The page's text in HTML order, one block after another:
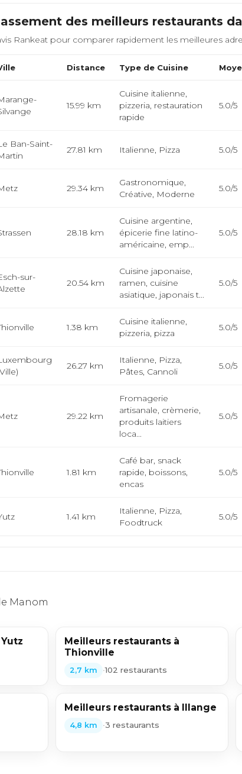
des meilleurs restaurants
Rankeat pour comparer rapidement les meilleures
Distance Type de Cuisine
15.99 km
Cuisine italienne,
pizzeria, restauration
rapide
5.0/5
Ban-Saint-
27.81 km Italienne, Pizza 5.0/5
29.34 km
Gastronomique,
Créative, Moderne
5.0/5
28.18 km
Cuisine argentine,
épicerie fine latino-
américaine, emp...
5.0/5
sur-
20.54 km
Cuisine japonaise,
ramen, cuisine
asiatique, japonais t...
5.0/5
1.38 km
Cuisine italienne,
pizzeria, pizza
5.0/5
26.27 km
Italienne, Pizza,
Pâtes, Cannoli
5.0/5
29.22 km
Fromagerie
artisanale, crèmerie,
produits laitiers
loca...
5.0/5
1.81 km
Café bar, snack
rapide, boissons,
encas
5.0/5
1.41 km
Italienne, Pizza,
Foodtruck
5.0/5
Manom
Meilleurs restaurants à
Thionville
2,7 km •102 restaurants
Meilleurs restaurants à Illange
4,8 km •3 restaurants